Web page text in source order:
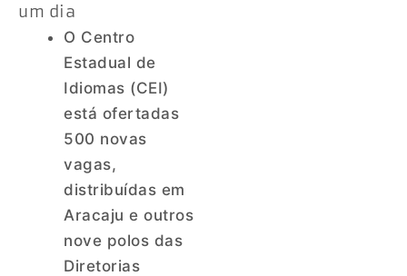
um dia
O Centro
Estadual de
Idiomas (CEI)
está ofertadas
500 novas
vagas,
distribuídas em
Aracaju e outros
nove polos das
Diretorias